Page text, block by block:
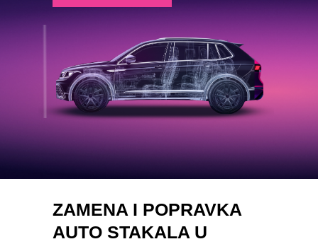
ZAMENA I POPRAVKA
AUTO STAKALA U